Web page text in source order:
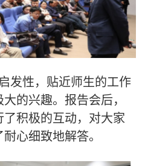
发性，贴近师生的工作
的兴趣。报告会后，
积极的互动，对大家
心细致地解答。